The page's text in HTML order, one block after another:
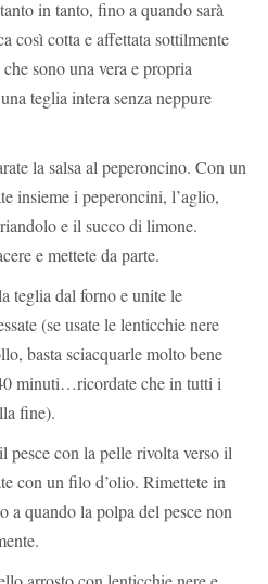
in tanto, fino a quando sarà
così cotta e affettata sottilmente
sono una vera e propria
teglia intera senza neppure
la salsa al peperoncino. Con un
insieme i peperoncini, l’aglio,
e il succo di limone.
e mettete da parte.
teglia dal forno e unite le
(se usate le lenticchie nere
basta sciacquarle molto bene
minuti…ricordate che in tutti i
fine).
pesce con la pelle rivolta verso il
con un filo d’olio. Rimettete in
quando la polpa del pesce non